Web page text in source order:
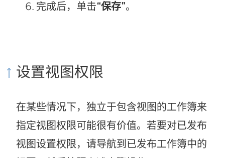
完成后，单击“保存”。
设置视图权限
在某些情况下，独立于包含视图的工作簿来
指定视图权限可能很有价值。若要对已发布
视图设置权限，请导航到已发布工作簿中的